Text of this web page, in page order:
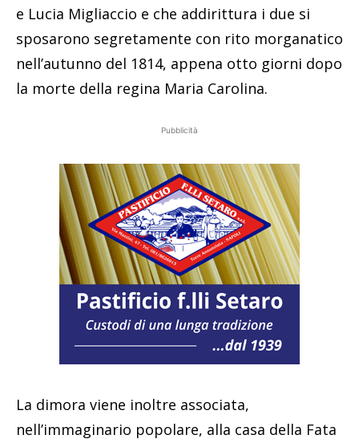
e Lucia Migliaccio e che addirittura i due si
sposarono segretamente con rito morganatico
nell’autunno del 1814, appena otto giorni dopo
la morte della regina Maria Carolina.
Pubblicità
La dimora viene inoltre associata,
nell’immaginario popolare, alla casa della Fata